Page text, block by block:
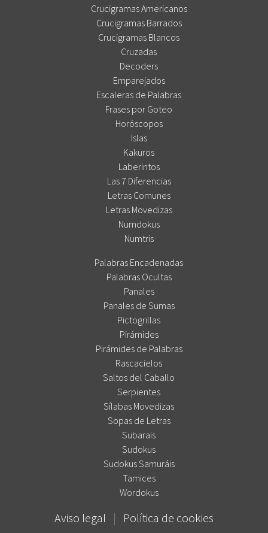
Crucigramas Americanos
Crucigramas Barrados
Crucigramas Blancos
Cruzadas
Decoders
Emparejados
Escaleras de Palabras
Frases por Goteo
Horóscopos
Islas
Kakuros
Laberintos
Las 7 Diferencias
Letras Comunes
Letras Movedizas
Numdokus
Numtris
Palabras Encadenadas
Palabras Ocultas
Panales
Panales de Sumas
Pictogrillas
Pirámides
Pirámides de Palabras
Rascacielos
Saltos del Caballo
Serpientes
Sílabas Movedizas
Sopas de Letras
Subarais
Sudokus
Sudokus Samuráis
Tamices
Wordokus
Aviso legal | Política de cookies